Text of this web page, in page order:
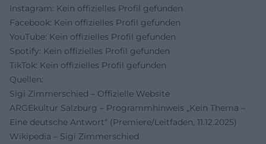
Instagram: Kein offizielles Profil gefunden
Facebook: Kein offizielles Profil gefunden
YouTube: Kein offizielles Profil gefunden
Spotify: Kein offizielles Profil gefunden
TikTok: Kein offizielles Profil gefunden
Quellen:
Sigi Zimmerschied – Offizielle Website
ARGEkultur Salzburg – Programmhinweis „Kein Thema –
Eine deutsche Antwort“ (Premiere/Leitfaden, 11.12.2025)
Wikipedia – Sigi Zimmerschied